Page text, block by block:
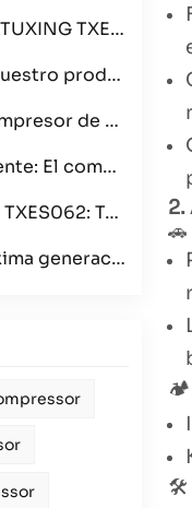
de alta presión de 4500 PSI.
la velocidad y la calidad de construcción.
verde con opciones de triple voltaje.
portátil TXES061-3
de 300 bares para cualquier aventura.
compresor TUXING TXES062 de 12 V para mayoristas.
2.
🏕️
🛠️